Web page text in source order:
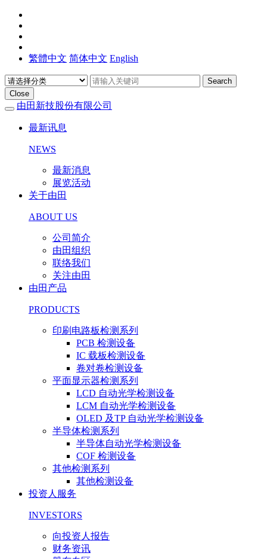
繁體中文 简体中文 English
Search
Close
由田新技股份有限公司
最新讯息
NEWS
最新消息
展览活动
关于由田
ABOUT US
公司简介
由田组织
联络我们
关注由田
由田产品
PRODUCTS
印刷电路板检测系列
PCB 检测设备
IC 载板检测设备
卷对卷检测设备
平面显示器检测系列
LCD 自动光学检测设备
LCM 自动光学检测设备
OLED 及TP 自动光学检测设备
半导体检测系列
半导体自动光学检测设备
COF 检测设备
其他检测系列
其他检测设备
投资人服务
INVESTORS
向投资人报告
财务资讯